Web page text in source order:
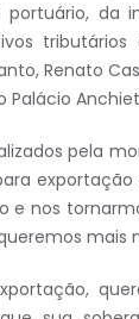
Renato
Palácio
pela
nos